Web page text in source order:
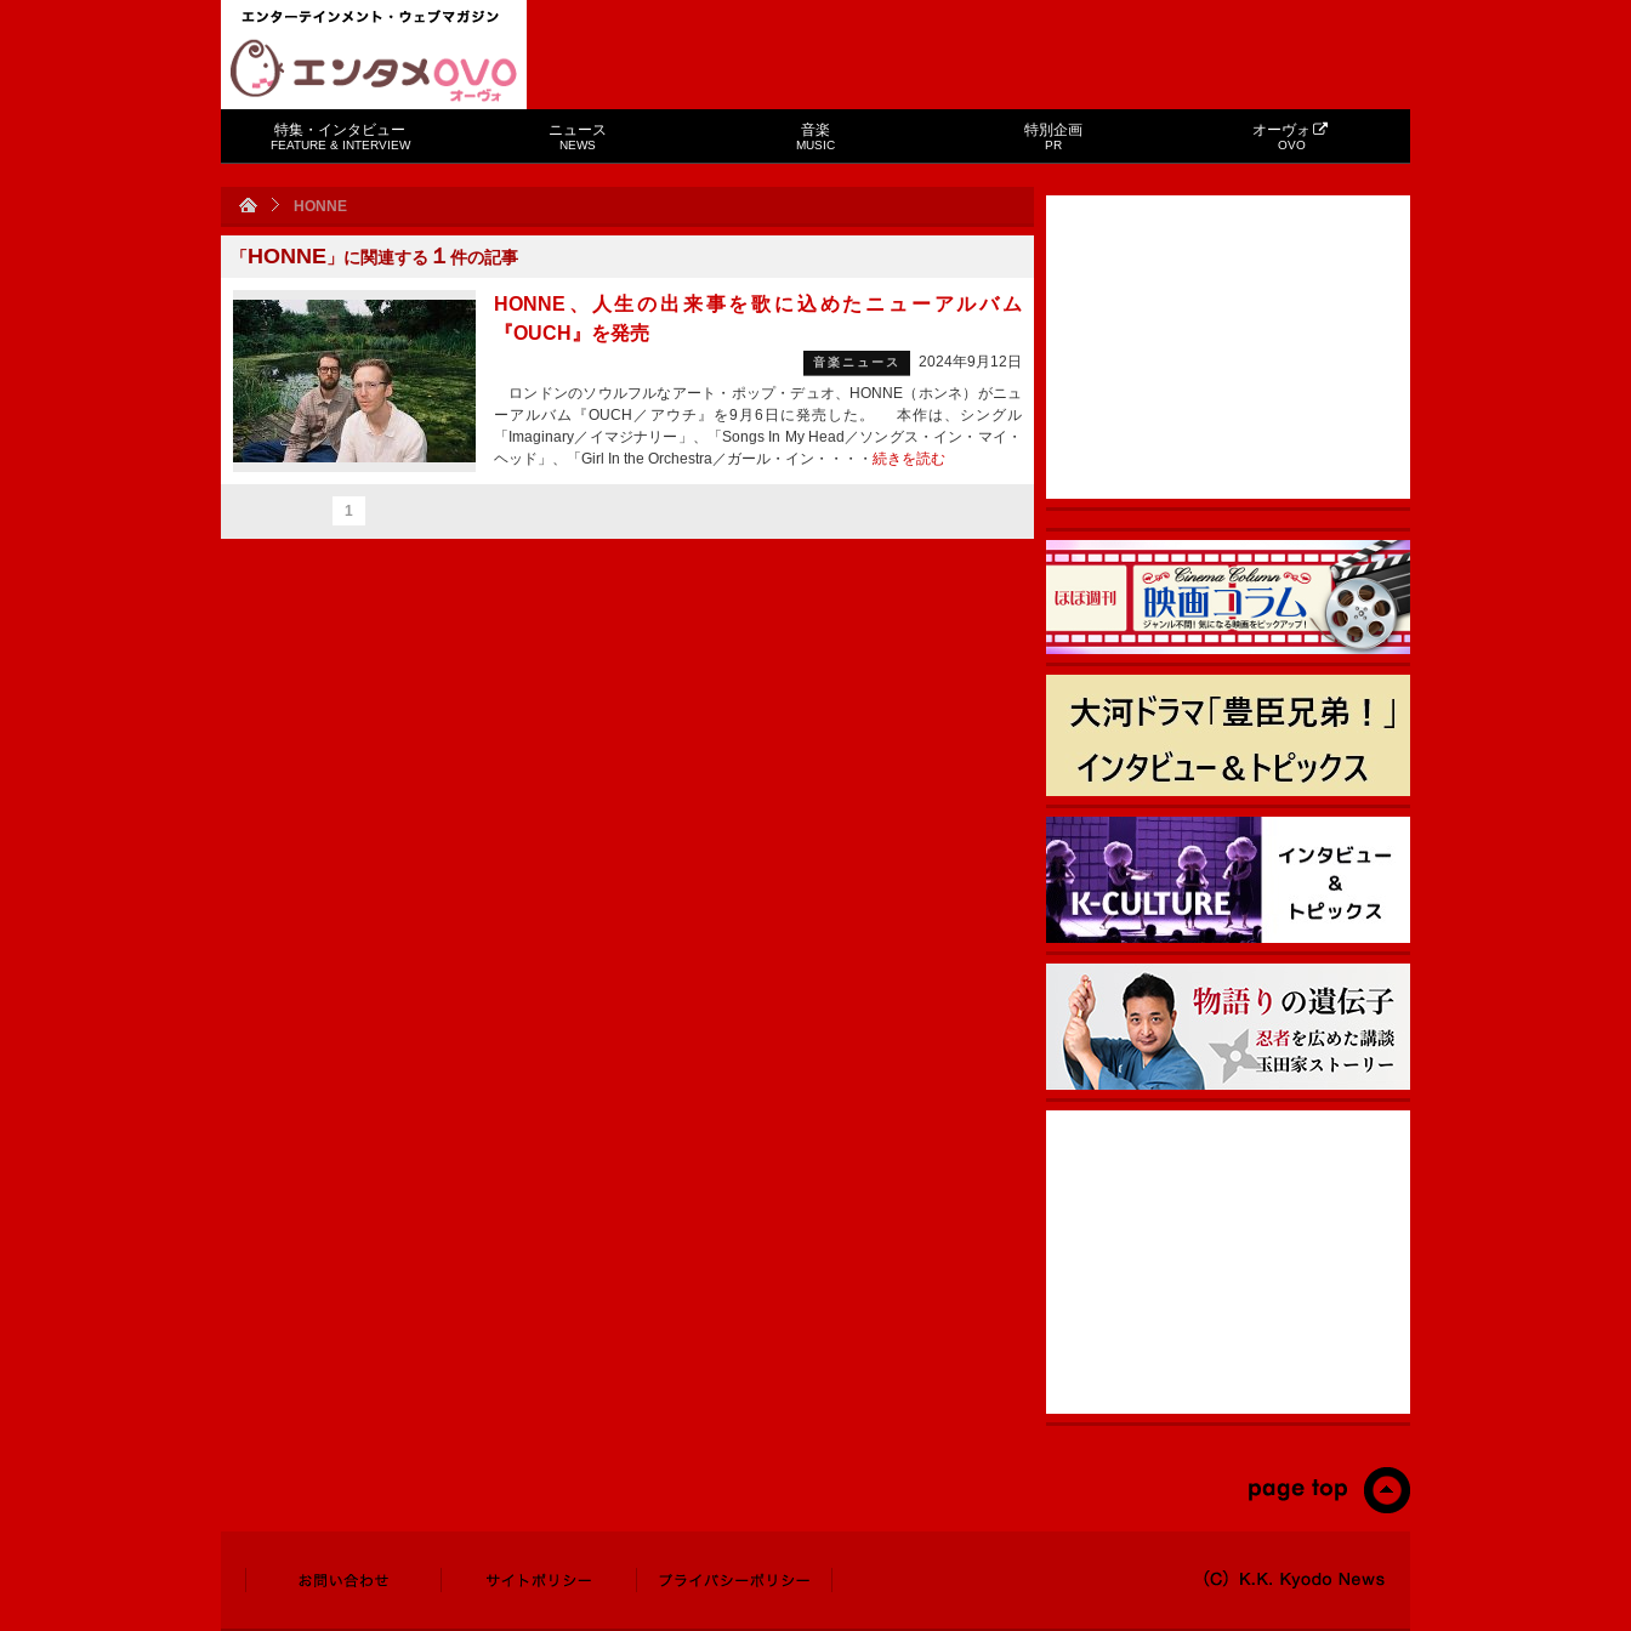
特集・インタビュー
FEATURE & INTERVIEW
ニュース
NEWS
音楽
MUSIC
特別企画
PR
オーヴォ
OVO
HONNE
「HONNE 」に関連する １ 件の記事
HONNE、人生の出来事を歌に込めたニューアルバム
『OUCH』を発売
音楽ニュース
2024年9月12日
ロンドンのソウルフルなアート・ポップ・デュオ、HONNE（ホンネ）がニュ
ーアルバム『OUCH／アウチ』を9月6日に発売した。 本作は、シングル
「Imaginary／イマジナリー」、「Songs In My Head／ソングス・イン・マイ・
ヘッド」、「Girl In the Orchestra／ガール・イン・・・・ 続きを読む
1